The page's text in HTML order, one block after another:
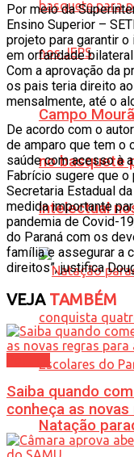
Campo
no basquete
intelectual
Natação
Por meio da
Ensino Superior –
projeto para garantir
em orfandade
Com a aprovação da
os pais teria direito
mensalmente, até o
De acordo com o
de amparo que tem o
saúde com acesso à
Fabrício sugere que
Secretaria Estadual
medida importante
pandemia de Covid-
do Paraná com os
família e assegurar a
direitos”, justifica
VEJATAMBÉM
Saiba quando
conheça as